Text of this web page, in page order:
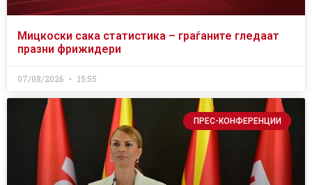
Мицкоски сака статистика – граѓаните гледаат
празни фрижидери
07/08/2026 15:55
ПРЕС-КОНФЕРЕНЦИИ